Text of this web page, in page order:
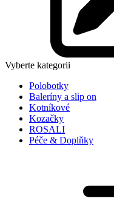
Vyberte kategorii
Polobotky
Baleríny a slip on
Kotníkové
Kozačky
ROSALI
Péče & Doplňky